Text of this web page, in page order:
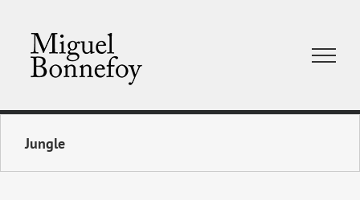
content
Jungle